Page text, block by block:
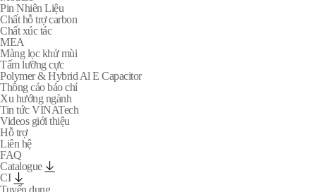
Pin Nhiên Liệu
Chất hỗ trợ carbon
Chất xúc tác
MEA
Màng lọc khử mùi
Tấm lưỡng cực
Polymer & Hybrid Al E Capacitor
Thông cáo báo chí
Xu hướng ngành
Tin tức VINATech
Videos giới thiệu
Hỗ trợ
Liên hệ
FAQ
Catalogue
CI
Tuyển dụng